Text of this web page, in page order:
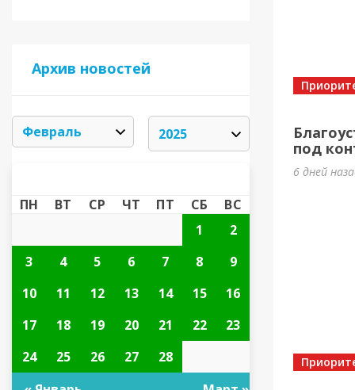
Архив новостей
ПН ВТ СР ЧТ ПТ СБ
ВС
1
2
3
4 5 6 7 8
9
10
11 12 13 14 15
16
17
18 19 20 21 22
23
24
25 26 27
28
под
6 дней